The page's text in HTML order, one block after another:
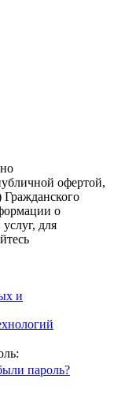
офертой,
о
для
и
пароль?